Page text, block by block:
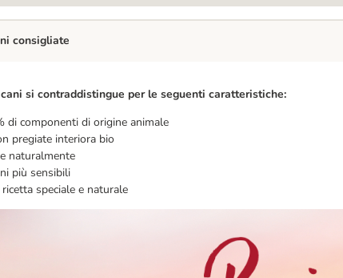
si contraddistingue per le seguenti caratteristiche:
di componenti di origine animale
pregiate interiora bio
naturalmente
più sensibili
speciale e naturale
consigliate